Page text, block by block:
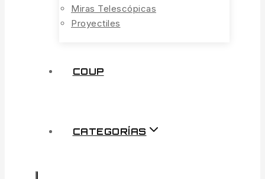
Miras Telescópicas
Proyectiles
COUP
CATEGORÍAS